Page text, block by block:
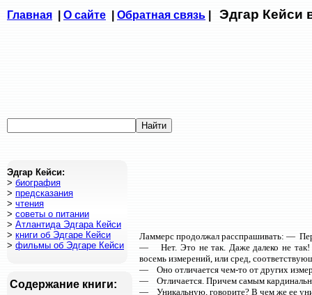
Эдгар Кейси:
> биография
> предсказания
> чтения
> советы о питании
> Атлантида Эдгара Кейси
> книги об Эдгаре Кейси
> фильмы об Эдгаре Кейси
Главная О сайте Обратная связь Эдгар Кейси
Содержание книги:
Ламмерс продолжал расспрашивать: —
— Нет. Это не так. Даже далеко не так!
восемь измерений, или сред,
— Оно отличается чем-то от других
— Отличается. Причем самым
— Уникальную, говорите? В чем же ее